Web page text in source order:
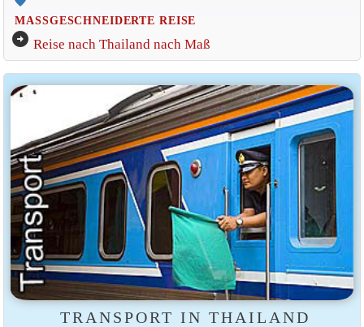
MASSGESCHNEIDERTE REISE
arrow_circle_right Reise nach Thailand nach Maß
TRANSPORT IN THAILAND